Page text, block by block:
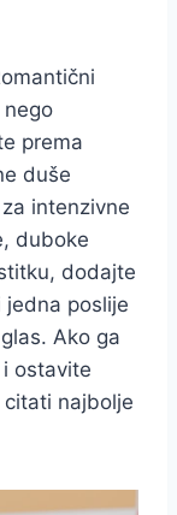
prema
duše
intenzivne
duboke
dodajte
jedna poslije
Ako ga
ostavite
najbolje